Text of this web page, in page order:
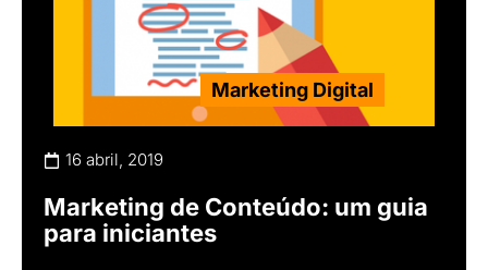
Marketing Digital
16 abril, 2019
Marketing de Conteúdo: um guia
para iniciantes